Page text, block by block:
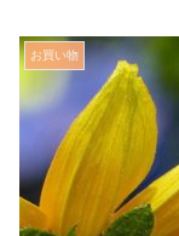
お買い物